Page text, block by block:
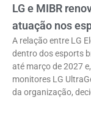
LG e MIBR
atuação nos
A relação entre LG
dentro dos esports
até março de 2027
monitores LG
da organização,